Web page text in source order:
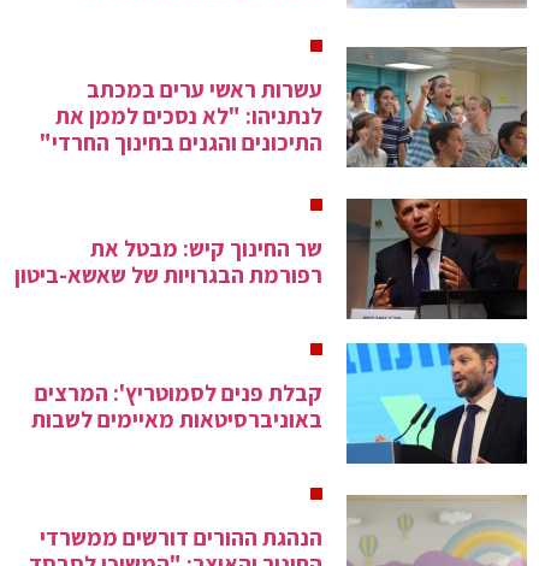
עשרות ראשי ערים במכתב
לנתניהו: "לא נסכים לממן את
התיכונים והגנים בחינוך החרדי"
שר החינוך קיש: מבטל את
רפורמת הבגרויות של שאשא-ביטון
קבלת פנים לסמוטריץ': המרצים
באוניברסיטאות מאיימים לשבות
הנהגת ההורים דורשים ממשרדי